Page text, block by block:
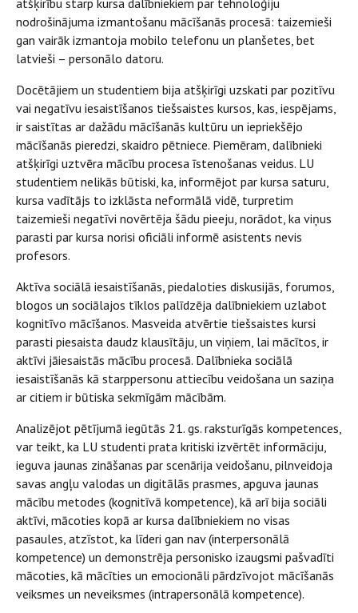
atšķirību starp kursa dalībniekiem par tehnoloģiju
nodrošinājuma izmantošanu mācīšanās procesā: taizemieši
gan vairāk izmantoja mobilo telefonu un planšetes, bet
latvieši – personālo datoru.
Docētājiem un studentiem bija atšķirīgi uzskati par pozitīvu
vai negatīvu iesaistīšanos tiešsaistes kursos, kas, iespējams,
ir saistītas ar dažādu mācīšanās kultūru un iepriekšējo
mācīšanās pieredzi, skaidro pētniece. Piemēram, dalībnieki
atšķirīgi uztvēra mācību procesa īstenošanas veidus. LU
studentiem nelikās būtiski, ka, informējot par kursa saturu,
kursa vadītājs to izklāsta neformālā vidē, turpretim
taizemieši negatīvi novērtēja šādu pieeju, norādot, ka viņus
parasti par kursa norisi oficiāli informē asistents nevis
profesors.
Aktīva sociālā iesaistīšanās, piedaloties diskusijās, forumos,
blogos un sociālajos tīklos palīdzēja dalībniekiem uzlabot
kognitīvo mācīšanos. Masveida atvērtie tiešsaistes kursi
parasti piesaista daudz klausītāju, un viņiem, lai mācītos, ir
aktīvi jāiesaistās mācību procesā. Dalībnieka sociālā
iesaistīšanās kā starppersonu attiecību veidošana un saziņa
ar citiem ir būtiska sekmīgām mācībām.
Analizējot pētījumā iegūtās 21. gs. raksturīgās kompetences,
var teikt, ka LU studenti prata kritiski izvērtēt informāciju,
ieguva jaunas zināšanas par scenārija veidošanu, pilnveidoja
savas angļu valodas un digitālās prasmes, apguva jaunas
mācību metodes (kognitīvā kompetence), kā arī bija sociāli
aktīvi, mācoties kopā ar kursa dalībniekiem no visas
pasaules, atzīstot, ka līderi gan nav (interpersonālā
kompetence) un demonstrēja personisko izaugsmi pašvadīti
mācoties, kā mācīties un emocionāli pārdzīvojot mācīšanās
veiksmes un neveiksmes (intrapersonālā kompetence).